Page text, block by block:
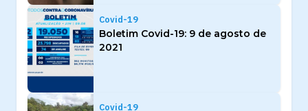
Covid-19
Boletim Covid-19: 9 de agosto de
2021
Covid-19